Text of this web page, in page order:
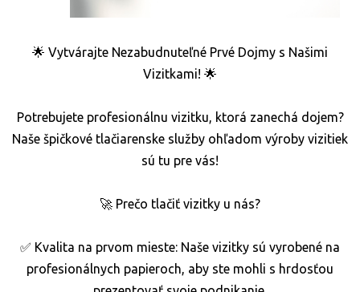
🌟 Vytvárajte Nezabudnuteľné Prvé Dojmy s Našimi
Vizitkami! 🌟
Potrebujete profesionálnu vizitku, ktorá zanechá dojem?
Naše špičkové tlačiarenske služby ohľadom výroby vizitiek
sú tu pre vás!
🚀 Prečo tlačiť vizitky u nás?
✅ Kvalita na prvom mieste: Naše vizitky sú vyrobené na
profesionálnych papieroch, aby ste mohli s hrdosťou